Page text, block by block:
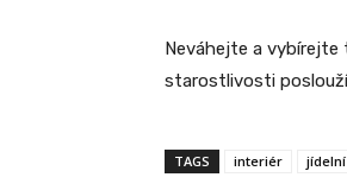
Neváhejte a
starostlivosti
TAGS interiér